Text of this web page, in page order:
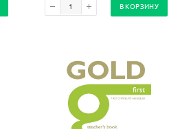
В КОРЗИНУ